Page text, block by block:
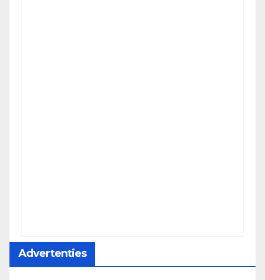
Advertenties